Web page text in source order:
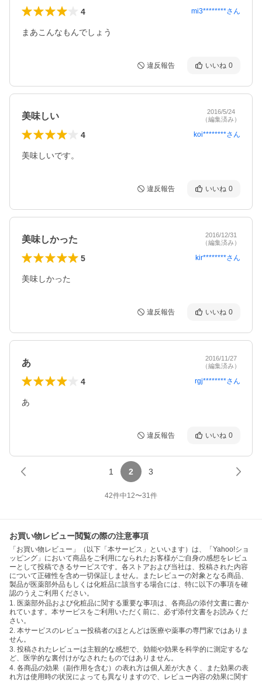
4 mi3********さん
まあこんなもんでしょう
違反報告 いいね 0
美味しい
2016/5/24
（編集済み）
4 koi********さん
美味しいです。
違反報告 いいね 0
美味しかった
2016/12/31
（編集済み）
5 kir********さん
美味しかった
違反報告 いいね 0
あ
2016/11/27
（編集済み）
4 rgj********さん
あ
違反報告 いいね 0
1 2 3
42件中12〜31件
お買い物レビュー閲覧の際の注意事項
「お買い物レビュー」（以下「本サービス」といいます）は、「Yahoo!ショ
ッピング」において商品をご利用になられたお客様がご自身の感想をレビュ
ーとして投稿できるサービスです。各ストアおよび当社は、投稿された内容
について正確性を含め一切保証しません。またレビューの対象となる商品、
製品が医薬部外品もしくは化粧品に該当する場合には、特に以下の事項を確
認のうえご利用ください。
1. 医薬部外品および化粧品に関する重要な事項は、各商品の添付文書に書か
れています。本サービスをご利用いただく前に、必ず添付文書をお読みくだ
さい。
2. 本サービスのレビュー投稿者のほとんどは医療や薬事の専門家ではありま
せん。
3. 投稿されたレビューは主観的な感想で、効能や効果を科学的に測定するな
ど、医学的な裏付けがなされたものではありません。
4. 各商品の効果（副作用を含む）の表れ方は個人差が大きく、また効果の表
れ方は使用時の状況によっても異なりますので、レビュー内容の効果に関す